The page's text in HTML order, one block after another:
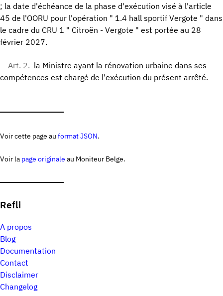
; la date d'échéance de la phase d'exécution visé à l'article
45 de l'OORU pour l'opération " 1.4 hall sportif Vergote " dans
le cadre du CRU 1 " Citroën - Vergote " est portée au 28
février 2027.
Art. 2. la Ministre ayant la rénovation urbaine dans ses
compétences est chargé de l'exécution du présent arrêté.
Voir cette page au format JSON.
Voir la page originale au Moniteur Belge.
Refli
A propos
Blog
Documentation
Contact
Disclaimer
Changelog